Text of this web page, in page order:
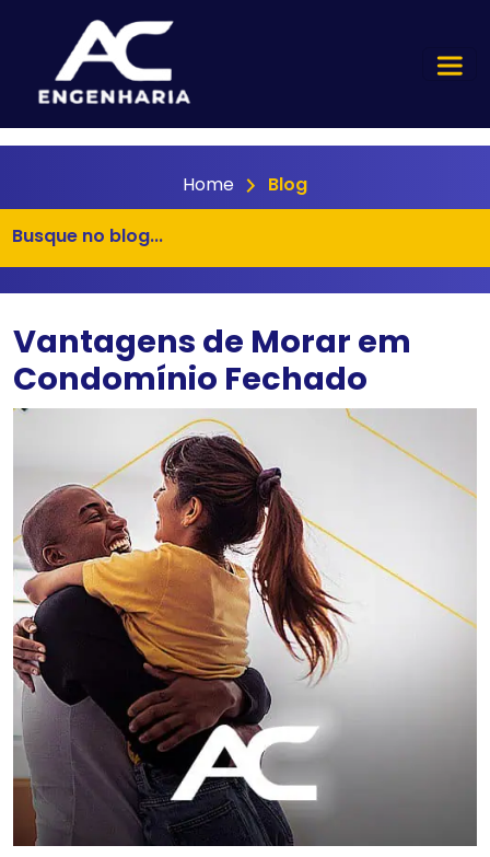
Home Blog
Vantagens de Morar em
Condomínio Fechado